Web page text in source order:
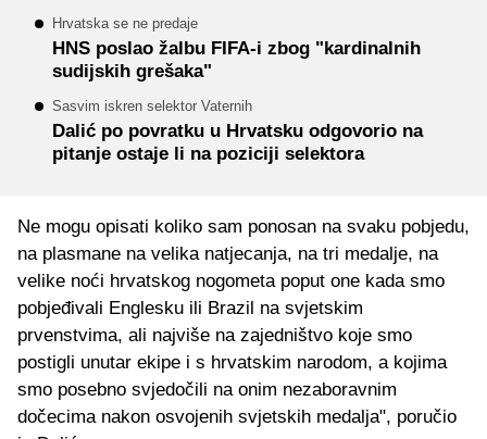
Hrvatska se ne predaje
HNS poslao žalbu FIFA-i zbog "kardinalnih
sudijskih grešaka"
Sasvim iskren selektor Vaternih
Dalić po povratku u Hrvatsku odgovorio na
pitanje ostaje li na poziciji selektora
Ne mogu opisati koliko sam ponosan na svaku pobjedu,
na plasmane na velika natjecanja, na tri medalje, na
velike noći hrvatskog nogometa poput one kada smo
pobjeđivali Englesku ili Brazil na svjetskim
prvenstvima, ali najviše na zajedništvo koje smo
postigli unutar ekipe i s hrvatskim narodom, a kojima
smo posebno svjedočili na onim nezaboravnim
dočecima nakon osvojenih svjetskih medalja", poručio